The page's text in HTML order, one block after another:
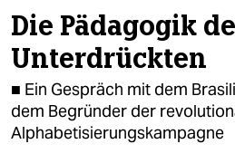
themen
politik
öko
gesellschaft
Die Pädagogik
Unterdrückten
■ Ein Gespräch mit dem
dem Begründer der
Alphabetisierungskampagne